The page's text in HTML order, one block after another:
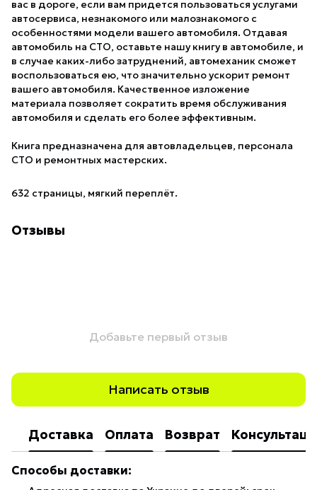
вас в дороге, если вам придется пользоваться услугами
автосервиса, незнакомого или малознакомого с
особенностями модели вашего автомобиля. Отдавая
автомобиль на СТО, оставьте нашу книгу в автомобиле, и
в случае каких-либо затруднений, автомеханик сможет
воспользоваться ею, что значительно ускорит ремонт
вашего автомобиля. Качественное изложение
материала позволяет сократить время обслуживания
автомобиля и сделать его более эффективным.
Книга предназначена для автовладельцев, персонала
СТО и ремонтных мастерских.
632 страницы, мягкий переплёт.
Отзывы
Добавьте первый отзыв
Написать отзыв
Доставка Оплата Возврат
Способы доставки: